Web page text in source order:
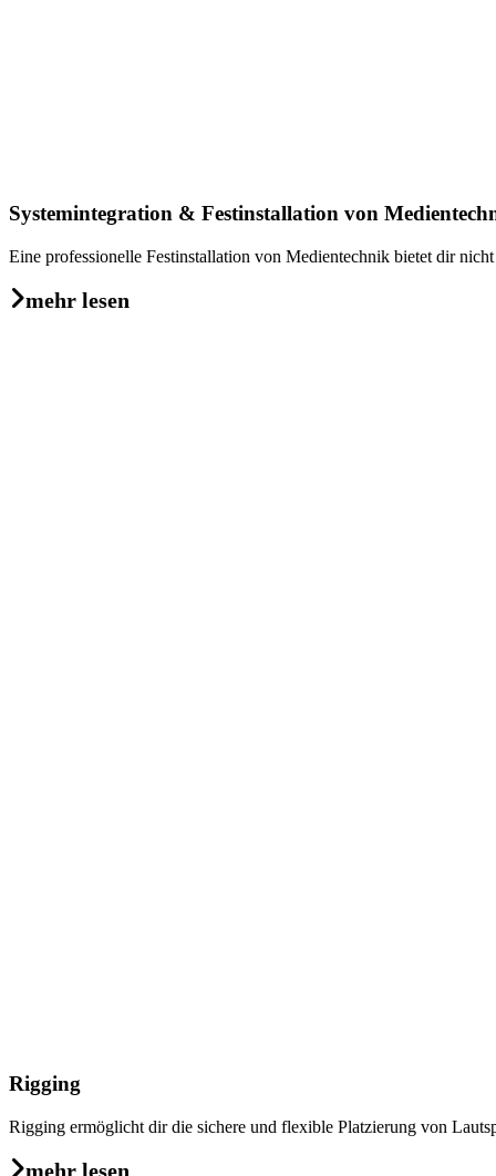
Systemintegration & Festinstallation von
Eine professionelle Festinstallation von Medientechnik bietet dir
mehr lesen
Rigging
Rigging ermöglicht dir die sichere und flexible Platzierung von
mehr lesen